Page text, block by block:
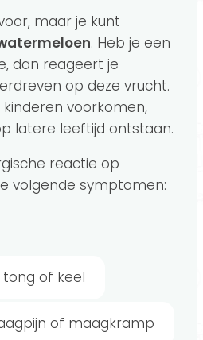
maar je kunt
. Heb je een
dan reageert je
op deze vrucht.
voorkomen,
latere leeftijd ontstaan.
reactie op
volgende symptomen:
tong of keel
of maagkramp